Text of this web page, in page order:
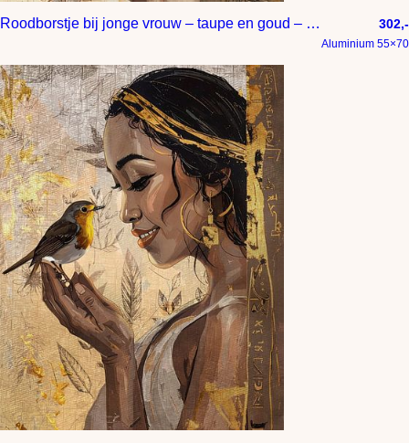
Roodborstje bij jonge vrouw – taupe en goud – chique wanddecoratie 302,-
Aluminium 55×70